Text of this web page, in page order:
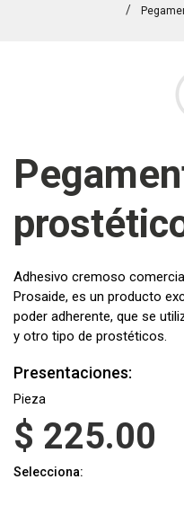
Adhesivo cremoso
Prosaide, es un producto
poder adherente, que se
y otro tipo de prostéticos.
Presentaciones:
Pieza
$ 225.00
Selecciona: